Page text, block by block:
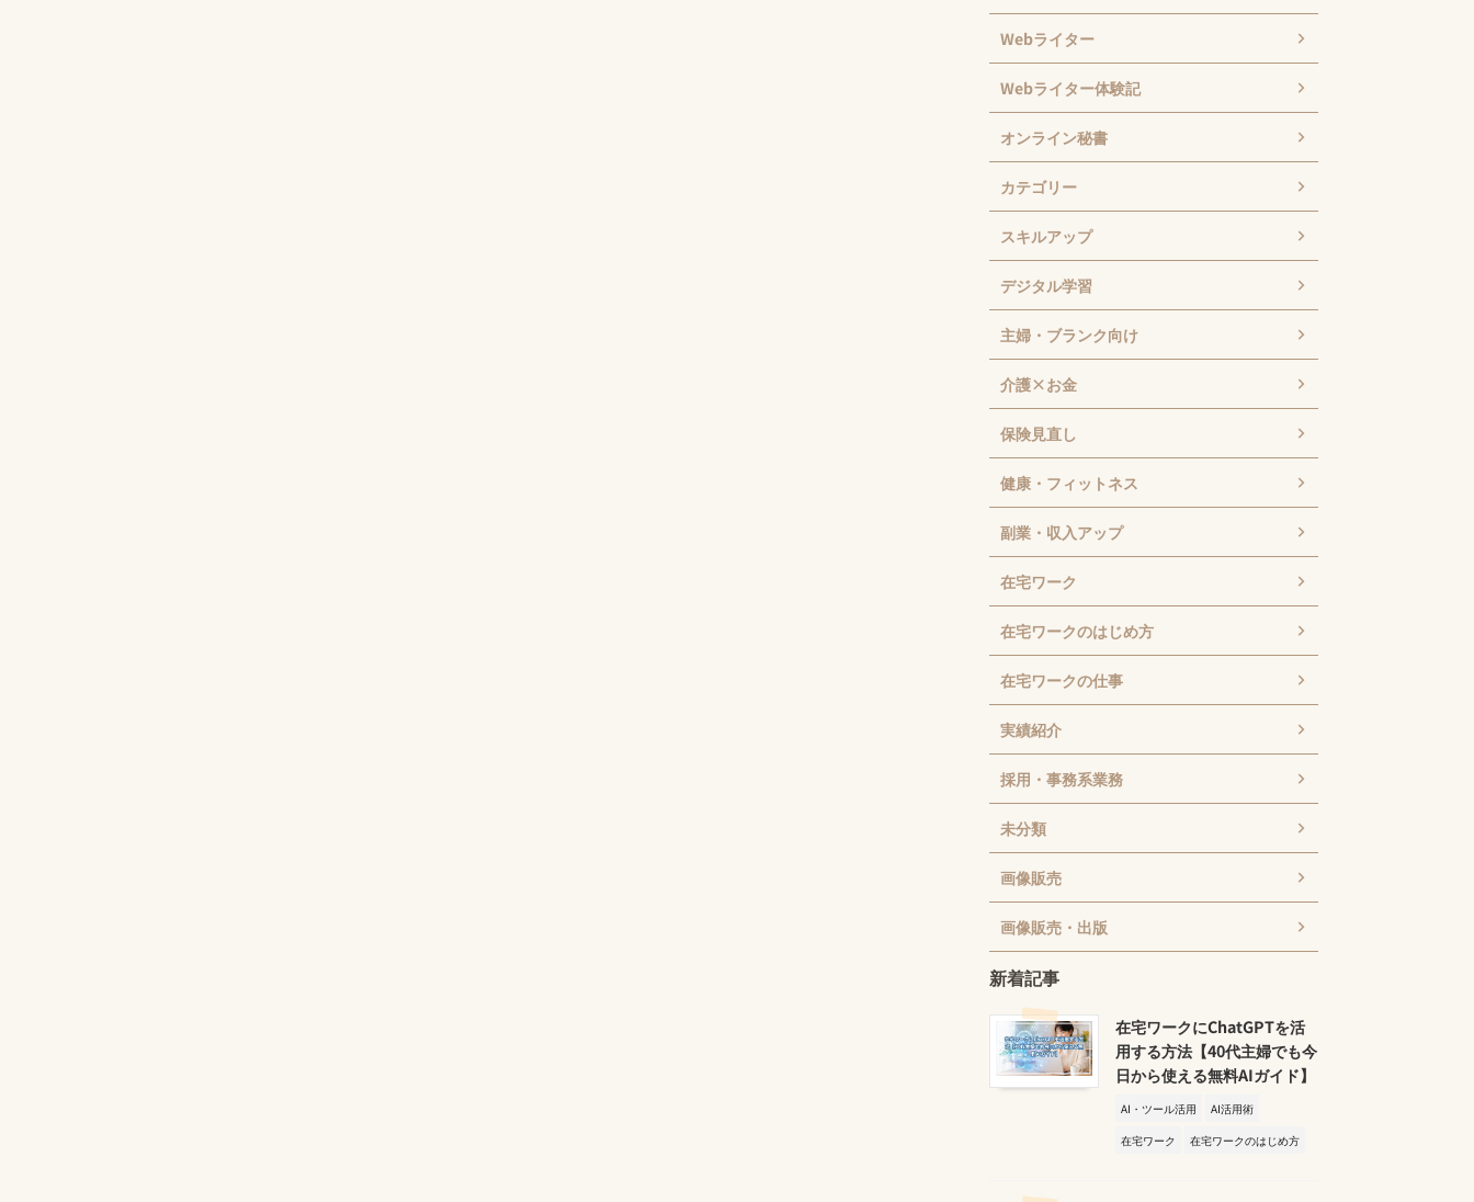
Webライター
Webライター体験記
オンライン秘書
カテゴリー
スキルアップ
デジタル学習
主婦・ブランク向け
介護×お金
保険見直し
健康・フィットネス
副業・収入アップ
在宅ワーク
在宅ワークのはじめ方
在宅ワークの仕事
実績紹介
採用・事務系業務
未分類
画像販売
画像販売・出版
新着記事
在宅ワークにChatGPTを活
用する方法【40代主婦でも今
日から使える無料AIガイド】
AI・ツール活用
AI活用術
在宅ワーク
在宅ワークのはじめ方